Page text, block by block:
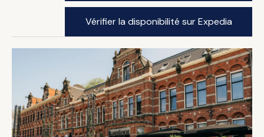
Vérifier la disponibilité sur Expedia